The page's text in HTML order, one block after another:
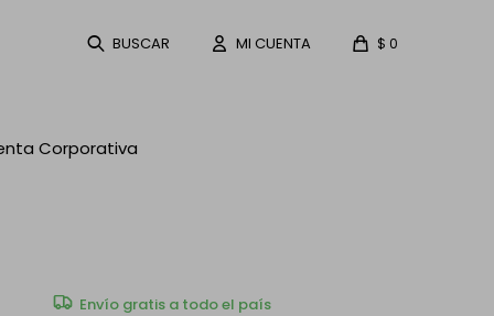
Corporativa
$ 0
Envío gratis a todo el país